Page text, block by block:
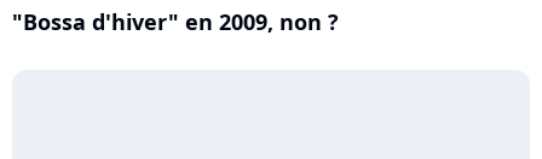
"Bossa d'hiver" en 2009, non ?